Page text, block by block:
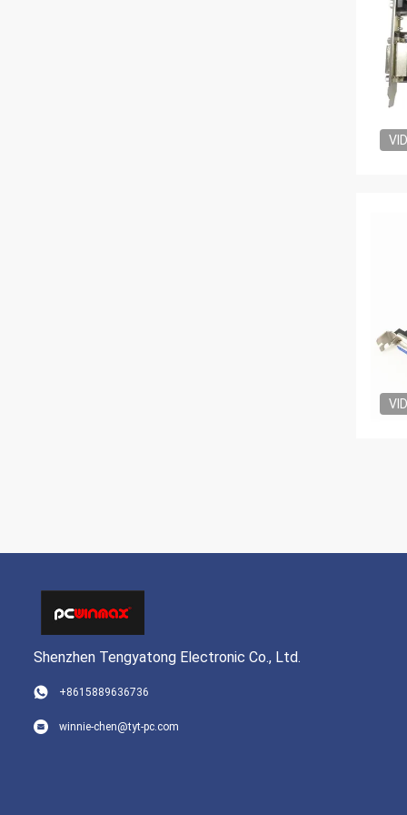
Shenzhen Tengyatong Electronic Co., Ltd.
+8615889636736
winnie-chen@tyt-pc.com